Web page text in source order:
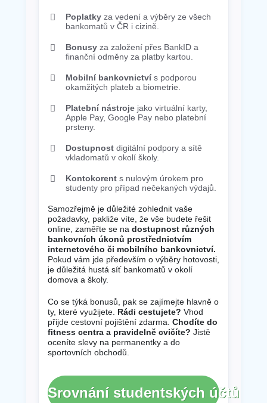
Poplatky za vedení a výběry ze všech
bankomatů v ČR i cizině.
Bonusy za založení přes BankID a
finanční odměny za platby kartou.
Mobilní bankovnictvís podporou
okamžitých plateb a biometrie.
Platební nástroje jako virtuální karty,
Apple Pay, Google Pay nebo platební
prsteny.
Dostupnost digitální podpory a sítě
vkladomatů v okolí školy.
Kontokorent s nulovým úrokem pro
studenty pro případ nečekaných výdajů.
Samozřejmě je důležité zohlednit vaše
požadavky, pakliže víte, že vše budete řešit
online, zaměřte se na dostupnost různých
bankovních úkonů prostřednictvím
internetového či mobilního bankovnictví.
Pokud vám jde především o výběry hotovosti,
je důležitá hustá síť bankomatů v okolí
domova a školy.
Co se týká bonusů, pak se zajímejte hlavně o
ty, které využijete. Rádi cestujete? Vhod
přijde cestovní pojištění zdarma. Chodíte do
fitness centra a pravidelně cvičíte? Jistě
oceníte slevy na permanentky a do
sportovních obchodů.
Srovnání studentských účtů